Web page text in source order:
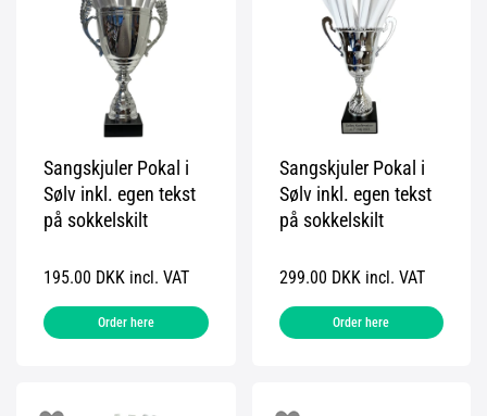
Sangskjuler Pokal i
Sølv inkl. egen tekst
på sokkelskilt
195.00 DKK incl. VAT
Order here
Sangskjuler Pokal i
Sølv inkl. egen tekst
på sokkelskilt
299.00 DKK incl. VAT
Order here